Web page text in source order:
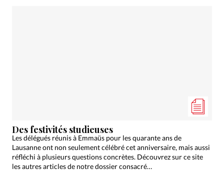
Des festivités studieuses
Les délégués réunis à Emmaüs pour les quarante ans de
Lausanne ont non seulement célébré cet anniversaire, mais aussi
réfléchi à plusieurs questions concrètes. Découvrez sur ce site
les autres articles de notre dossier consacré…